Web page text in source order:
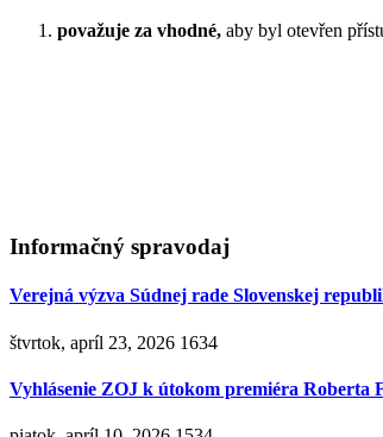
považuje za vhodné, aby byl otevřen
Informačný spravodaj
Verejná výzva Súdnej rade Slovenskej
štvrtok, apríl 23, 2026 1634
Vyhlásenie ZOJ k útokom premiéra Roberta